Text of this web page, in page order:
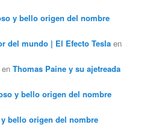
y bello origen del nombre
del mundo | El Efecto Tesla en
enThomas Paine y su ajetreada
y bello origen del nombre
bello origen del nombre